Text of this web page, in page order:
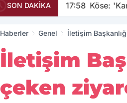
SON DAKİKA 17:58 Köse:
Haberler Genel İletişim
İletişim
çeken